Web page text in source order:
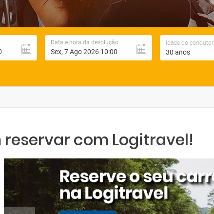
Data e hora da devolução Idade do condutor
30 anos
com Logitravel!